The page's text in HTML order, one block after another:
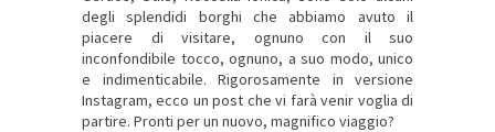
degli splendidi borghi che abbiamo avuto il
piacere di visitare, ognuno con il suo
inconfondibile tocco, ognuno, a suo modo, unico
e indimenticabile. Rigorosamente in versione
Instagram, ecco un post che vi farà venir voglia di
partire. Pronti per un nuovo, magnifico viaggio?